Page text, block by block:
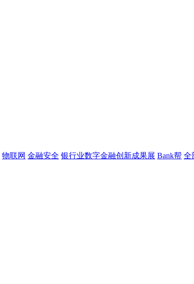
物联网 金融安全 银行业数字金融创新成果展 Bank帮 全